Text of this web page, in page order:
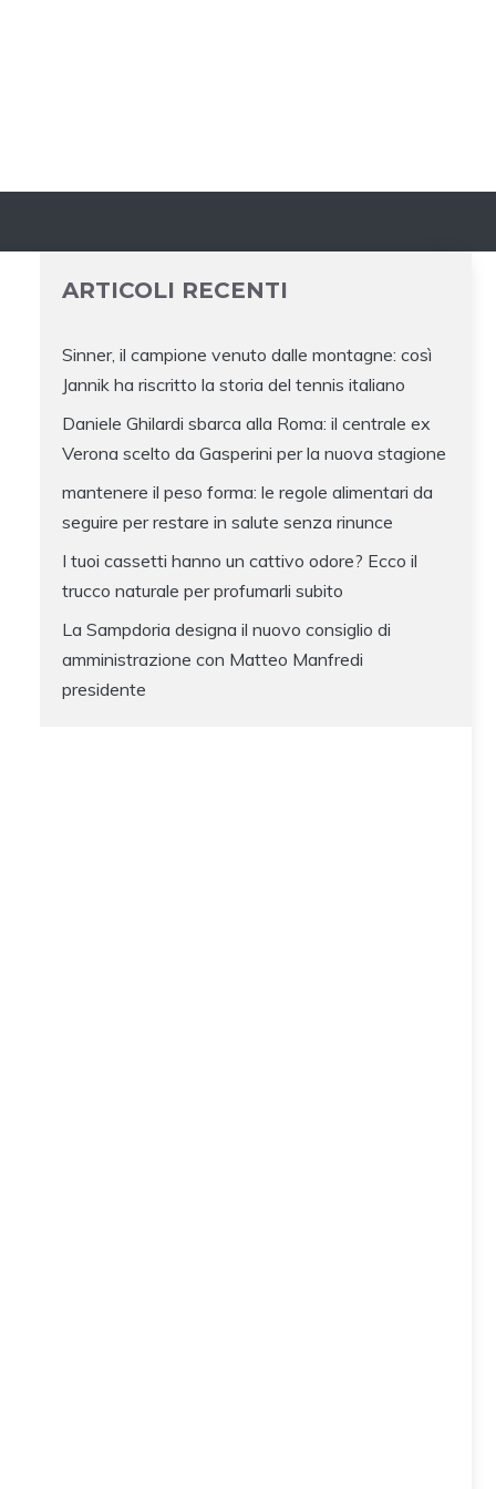
ARTICOLI RECENTI
Sinner, il campione venuto dalle montagne: così
Jannik ha riscritto la storia del tennis italiano
Daniele Ghilardi sbarca alla Roma: il centrale ex
Verona scelto da Gasperini per la nuova stagione
mantenere il peso forma: le regole alimentari da
seguire per restare in salute senza rinunce
I tuoi cassetti hanno un cattivo odore? Ecco il
trucco naturale per profumarli subito
La Sampdoria designa il nuovo consiglio di
amministrazione con Matteo Manfredi
presidente